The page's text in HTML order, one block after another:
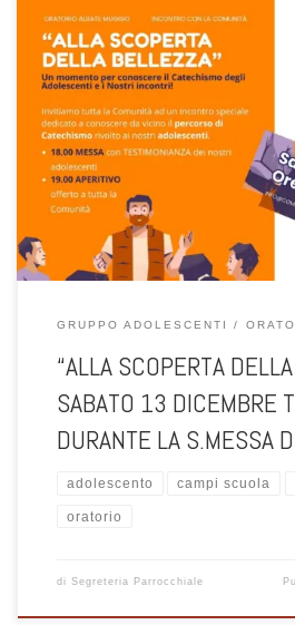
UN MOMENTO PER CONOSCERE IL
GRUPPO ADOLESCENTI
“ALLA SCOPERTA
SABATO 13 DICEMBRE
DURANTE LA S.MESSA
adolescento campi scuola
oratorio
di Segreteria Parrocchiale